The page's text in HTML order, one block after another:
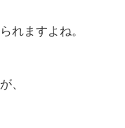
れますよね。
、